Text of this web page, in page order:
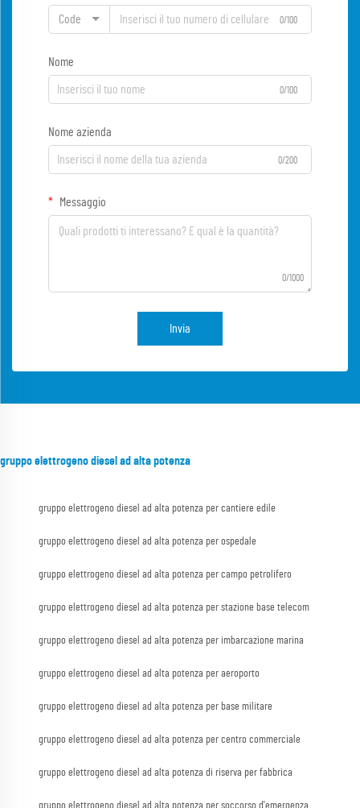
Code 0/100
Nome
0/100
Nome azienda
0/200
Messaggio
0/1000
Invia
gruppo elettrogeno diesel ad alta potenza
gruppo elettrogeno diesel ad alta potenza per cantiere edile
gruppo elettrogeno diesel ad alta potenza per ospedale
gruppo elettrogeno diesel ad alta potenza per campo petrolifero
gruppo elettrogeno diesel ad alta potenza per stazione base telecom
gruppo elettrogeno diesel ad alta potenza per imbarcazione marina
gruppo elettrogeno diesel ad alta potenza per aeroporto
gruppo elettrogeno diesel ad alta potenza per base militare
gruppo elettrogeno diesel ad alta potenza per centro commerciale
gruppo elettrogeno diesel ad alta potenza di riserva per fabbrica
gruppo elettrogeno diesel ad alta potenza per soccorso d'emergenza